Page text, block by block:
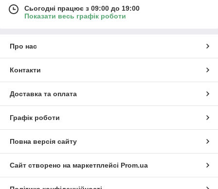
Сьогодні працює з 09:00 до 19:00
Показати весь графік роботи
Про нас
Контакти
Доставка та оплата
Графік роботи
Повна версія сайту
Сайт створено на маркетплейсі Prom.ua